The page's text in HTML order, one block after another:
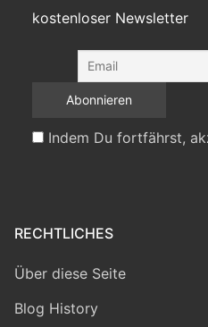
kostenloser Newsletter
Indem Du fortfährst,
RECHTLICHES
Über diese Seite
Blog History